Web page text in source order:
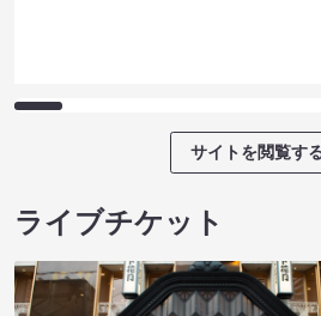
サイトを閲覧す
ライブチケット